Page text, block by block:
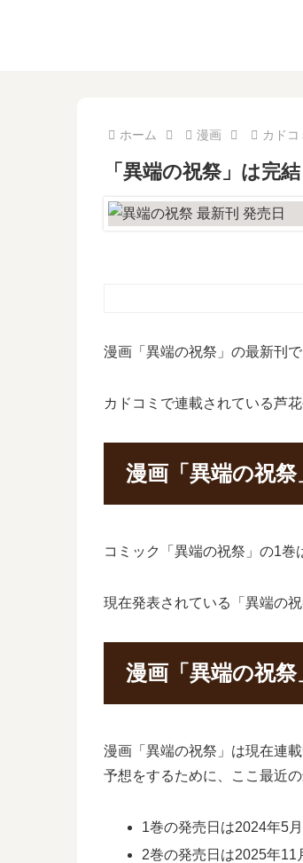
ホーム 漫画 カドコ
「異端の祝祭」は完
漫画「異端の祝祭」の最新刊
カドコミで連載されている芦
漫画「異端の祝
コミック「異端の祝祭」の1
現在発表されている「異端の
漫画「異端の祝
漫画「異端の祝祭」は現在連
予想をするために、ここ最近
1巻の発売日は2024年5
2巻の発売日は2025年11